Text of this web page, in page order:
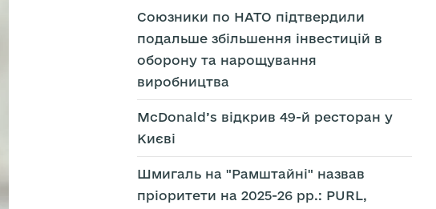
Союзники по НАТО підтвердили
подальше збільшення інвестицій в
оборону та нарощування
виробництва
McDonald’s відкрив 49-й ресторан у
Києві
Шмигаль на "Рамштайні" назвав
пріоритети на 2025-26 рр.: PURL,